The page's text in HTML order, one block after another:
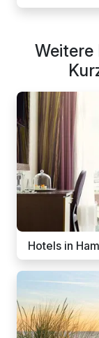
Weitere
Hotels in